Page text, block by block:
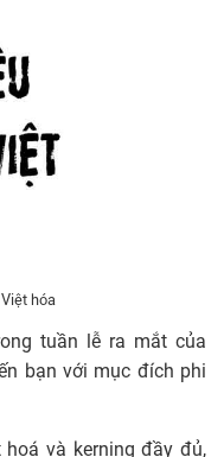
hóa
tuần lễ ra mắt của
bạn với mục đích phi
hoá và kerning đầy đủ,